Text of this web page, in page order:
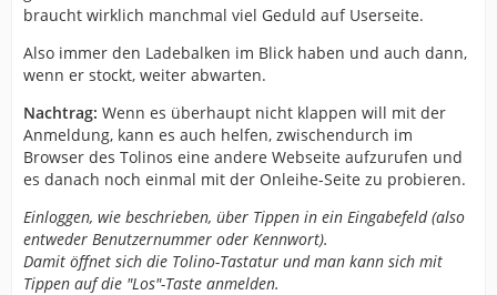
braucht wirklich manchmal viel Geduld auf Userseite.
Also immer den Ladebalken im Blick haben und auch dann,
wenn er stockt, weiter abwarten.
Nachtrag: Wenn es überhaupt nicht klappen will mit der
Anmeldung, kann es auch helfen, zwischendurch im
Browser des Tolinos eine andere Webseite aufzurufen und
es danach noch einmal mit der Onleihe-Seite zu probieren.
Einloggen, wie beschrieben, über Tippen in ein Eingabefeld (also
entweder Benutzernummer oder Kennwort).
Damit öffnet sich die Tolino-Tastatur und man kann sich mit
Tippen auf die "Los"-Taste anmelden.